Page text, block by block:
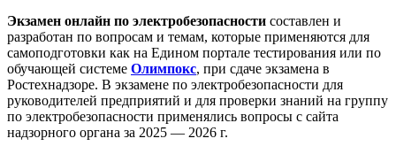
Экзамен онлайн по электробезопасности составлен и
разработан по вопросам и темам, которые применяются для
самоподготовки как на Едином портале тестирования или по
обучающей системе Олимпокс, при сдаче экзамена в
Ростехнадзоре. В экзамене по электробезопасности для
руководителей предприятий и для проверки знаний на группу
по электробезопасности применялись вопросы с сайта
надзорного органа за 2025 — 2026 г.